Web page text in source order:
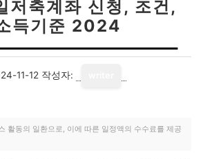
저축계좌 신청, 조건,
득기준 2024
11-12 작성자:
활동의 일환으로, 이에 따른 일정액의 수수료를 제공